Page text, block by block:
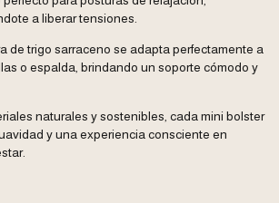
a liberar tensiones.
de trigo sarraceno se adapta perfectamente a
o espalda, brindando un soporte cómodo y
naturales y sostenibles, cada mini bolster
y una experiencia consciente en